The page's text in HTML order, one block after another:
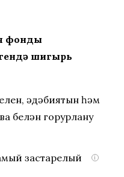
фонды
шигырь
әдәбиятын һәм
белән горурлану
i
застарелый